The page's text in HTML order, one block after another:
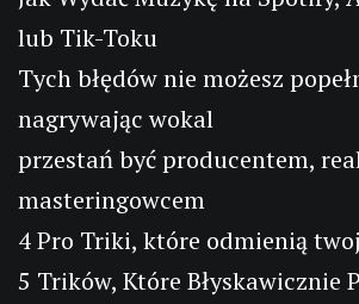
lub Tik-Toku
Tych błędów nie możesz
nagrywając wokal
przestań być producentem,
masteringowcem
4 Pro Triki, które odmienią
5 Trików, Które Błyskawicznie